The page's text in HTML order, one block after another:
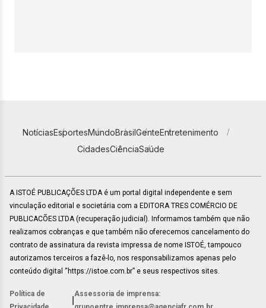
NotíciasEsportesMundoBrasilGenteEntretenimento
CidadesCiênciaSaúde
A ISTOÉ PUBLICAÇÕES LTDA é um portal digital independente e sem
vinculação editorial e societária com a EDITORA TRES COMÉRCIO DE
PUBLICACÕES LTDA (recuperação judicial). Informamos também que não
realizamos cobranças e que também não oferecemos cancelamento do
contrato de assinatura da revista impressa de nome ISTOÉ, tampouco
autorizamos terceiros a fazê-lo, nos responsabilizamos apenas pelo
conteúdo digital “https://istoe.com.br” e seus respectivos sites.
Política de
Assessoria de imprensa: